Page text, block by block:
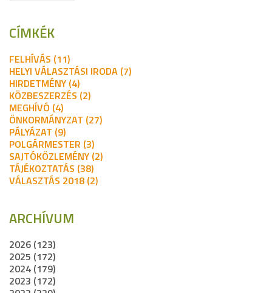
CÍMKÉK
FELHÍVÁS (11)
HELYI VÁLASZTÁSI IRODA (7)
HIRDETMÉNY (4)
KÖZBESZERZÉS (2)
MEGHÍVÓ (4)
ÖNKORMÁNYZAT (27)
PÁLYÁZAT (9)
POLGÁRMESTER (3)
SAJTÓKÖZLEMÉNY (2)
TÁJÉKOZTATÁS (38)
VÁLASZTÁS 2018 (2)
ARCHÍVUM
2026 (123)
2025 (172)
2024 (179)
2023 (172)